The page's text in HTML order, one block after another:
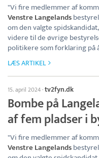
"Vi fire medlemmer af
Venstre Langelands
om den valgte
videre til de øvrige
politikere som forklaring på
LÆS ARTIKEL
15. april 2024·tv2fyn.dk
Bombe på
af fem pladser i
"Vi fire medlemmer af
Venstre Langelands